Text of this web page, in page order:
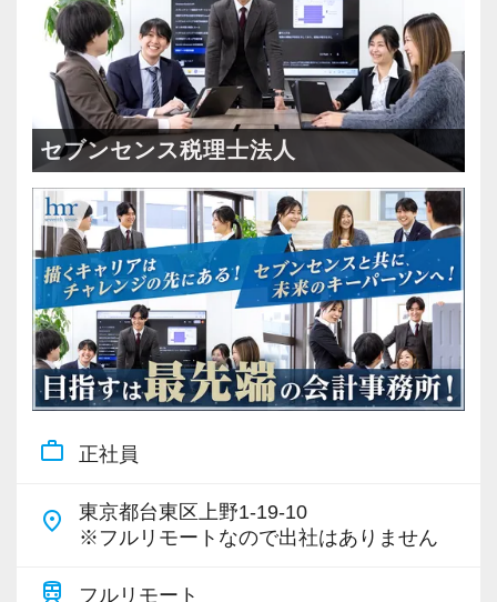
・税務顧問＋資産税に関与
・相続／事業承継／M&Aにも対応
＜成長中の税理士法人＞
・全国14拠点で事業展開
・従業員240名以上に拡大
・会計・税務・財務・労務まで対応
・専門家が在籍しワンストップ支援
＜学びを後押し＞
・書籍購入費／研修費は全額会社負担
・隔月で税法・実務の学習会あり
・資格取得を目指す社員が多数
＜募集の背景＞
・組織力強化に向けた採用
セブンセンス税理士法人
work_outline 正社員
place
東京都台東区上野1-19-10
※フルリモートなので出社はありません
train フルリモート